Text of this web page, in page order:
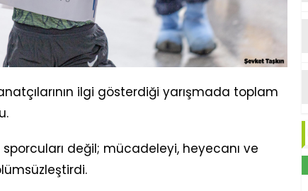
ilgi gösterdiği yarışmada toplam
sporcuları değil; mücadeleyi, heyecanı ve